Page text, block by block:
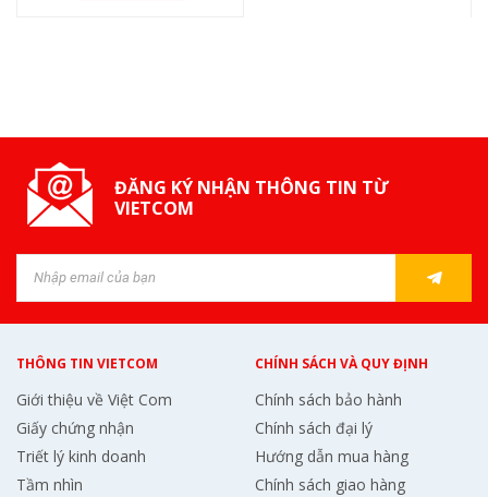
ĐĂNG KÝ NHẬN THÔNG TIN TỪ
VIETCOM
THÔNG TIN VIETCOM
Giới thiệu về Việt Com
Giấy chứng nhận
Triết lý kinh doanh
Tầm nhìn
CHÍNH SÁCH VÀ QUY ĐỊNH
Chính sách bảo hành
Chính sách đại lý
Hướng dẫn mua hàng
Chính sách giao hàng